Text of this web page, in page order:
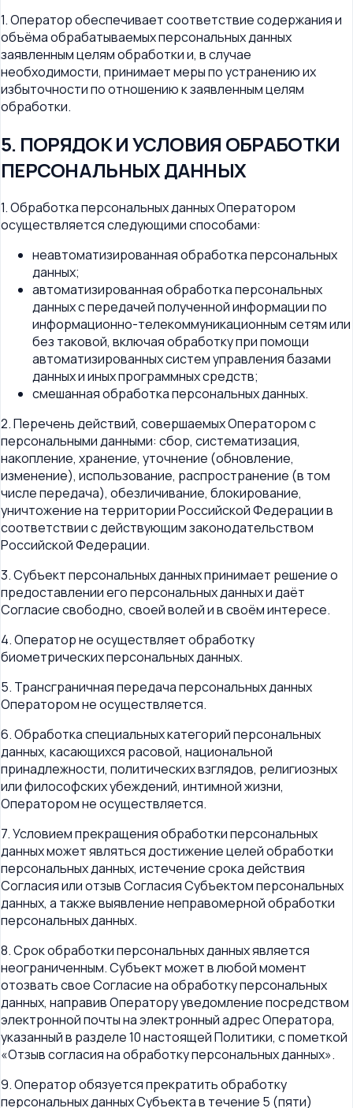
1. Оператор обеспечивает соответствие содержания и
объёма обрабатываемых персональных данных
заявленным целям обработки и, в случае
необходимости, принимает меры по устранению их
избыточности по отношению к заявленным целям
обработки.
5. ПОРЯДОК И УСЛОВИЯ ОБРАБОТКИ
ПЕРСОНАЛЬНЫХ ДАННЫХ
1. Обработка персональных данных Оператором
осуществляется следующими способами:
неавтоматизированная обработка персональных
данных;
автоматизированная обработка персональных
данных с передачей полученной информации по
информационно-телекоммуникационным сетям или
без таковой, включая обработку при помощи
автоматизированных систем управления базами
данных и иных программных средств;
смешанная обработка персональных данных.
2. Перечень действий, совершаемых Оператором с
персональными данными: сбор, систематизация,
накопление, хранение, уточнение (обновление,
изменение), использование, распространение (в том
числе передача), обезличивание, блокирование,
уничтожение на территории Российской Федерации в
соответствии с действующим законодательством
Российской Федерации.
3. Субъект персональных данных принимает решение о
предоставлении его персональных данных и даёт
Согласие свободно, своей волей и в своём интересе.
4. Оператор не осуществляет обработку
биометрических персональных данных.
5. Трансграничная передача персональных данных
Оператором не осуществляется.
6. Обработка специальных категорий персональных
данных, касающихся расовой, национальной
принадлежности, политических взглядов, религиозных
или философских убеждений, интимной жизни,
Оператором не осуществляется.
7. Условием прекращения обработки персональных
данных может являться достижение целей обработки
персональных данных, истечение срока действия
Согласия или отзыв Согласия Субъектом персональных
данных, а также выявление неправомерной обработки
персональных данных.
8. Срок обработки персональных данных является
неограниченным. Субъект может в любой момент
отозвать свое Согласие на обработку персональных
данных, направив Оператору уведомление посредством
электронной почты на электронный адрес Оператора,
указанный в разделе 10 настоящей Политики, с пометкой
«Отзыв согласия на обработку персональных данных».
9. Оператор обязуется прекратить обработку
персональных данных Субъекта в течение 5 (пяти)